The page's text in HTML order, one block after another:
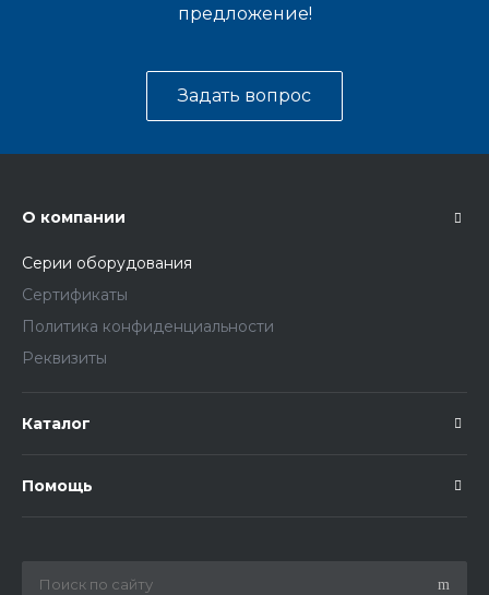
предложение!
Задать вопрос
О компании
Серии оборудования
Сертификаты
Политика конфиденциальности
Реквизиты
Каталог
Помощь